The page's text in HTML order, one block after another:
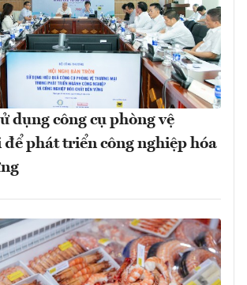
dụng công cụ phòng vệ
phát triển công nghiệp hóa